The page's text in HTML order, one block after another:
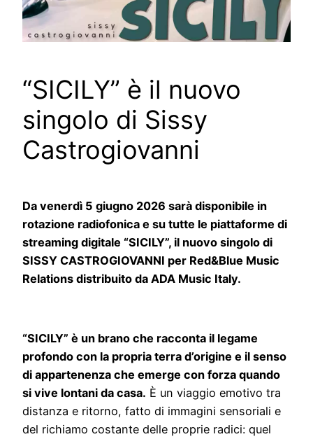
“SICILY” è il nuovo
singolo di Sissy
Castrogiovanni
Da venerdì 5 giugno 2026 sarà disponibile in
rotazione radiofonica e su tutte le piattaforme di
streaming digitale “SICILY”, il nuovo singolo di
SISSY CASTROGIOVANNI per Red&Blue Music
Relations distribuito da ADA Music Italy.
“SICILY” è un brano che racconta il legame
profondo con la propria terra d’origine e il senso
di appartenenza che emerge con forza quando
si vive lontani da casa. È un viaggio emotivo tra
distanza e ritorno, fatto di immagini sensoriali e
del richiamo costante delle proprie radici: quel